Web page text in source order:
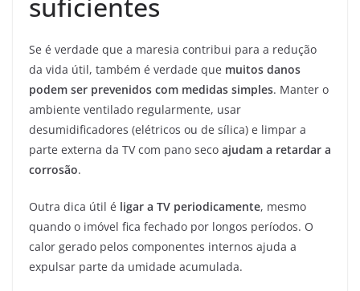
Se é verdade que a maresia contribui para a redução
da vida útil, também é verdade que muitos danos
podem ser prevenidos com medidas simples. Manter o
ambiente ventilado regularmente, usar
desumidificadores (elétricos ou de sílica) e limpar a
parte externa da TV com pano seco ajudam a retardar a
corrosão.
Outra dica útil é ligar a TV periodicamente, mesmo
quando o imóvel fica fechado por longos períodos. O
calor gerado pelos componentes internos ajuda a
expulsar parte da umidade acumulada.